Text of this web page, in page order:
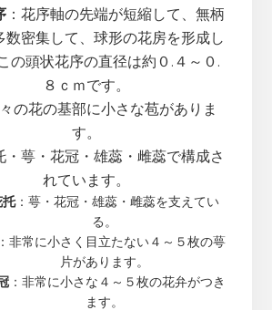
：花序軸の先端が短縮して、無柄
数密集して、球形の花房を形成し
の頭状花序の直径は約０.４～０.
８ｃｍです。
々の花の基部に小さな苞がありま
す。
・萼・花冠・雄蕊・雌蕊で構成さ
れています。
托：萼・花冠・雄蕊・雌蕊を支えてい
る。
：非常に小さく目立たない４～５枚の萼
片があります。
：非常に小さな４～５枚の花弁がつき
ます。